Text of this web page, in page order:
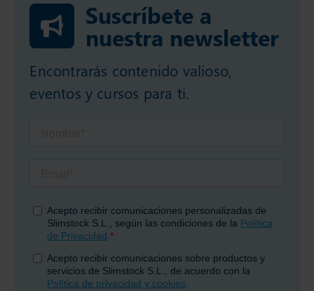
Suscríbete a
nuestra newsletter
Encontrarás contenido valioso,
eventos y cursos para ti.